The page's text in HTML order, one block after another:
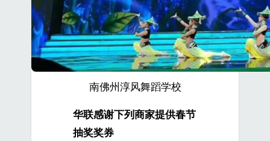
南佛州淳风舞蹈学校
华联感谢下列商家提供春节
抽奖奖券